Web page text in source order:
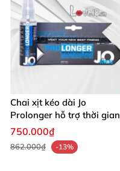
Chai xịt kéo dài Jo
Prolonger hỗ trợ thời gian
quan hệ bền bỉ dễ dùng
750.000₫
862.000₫ -13%